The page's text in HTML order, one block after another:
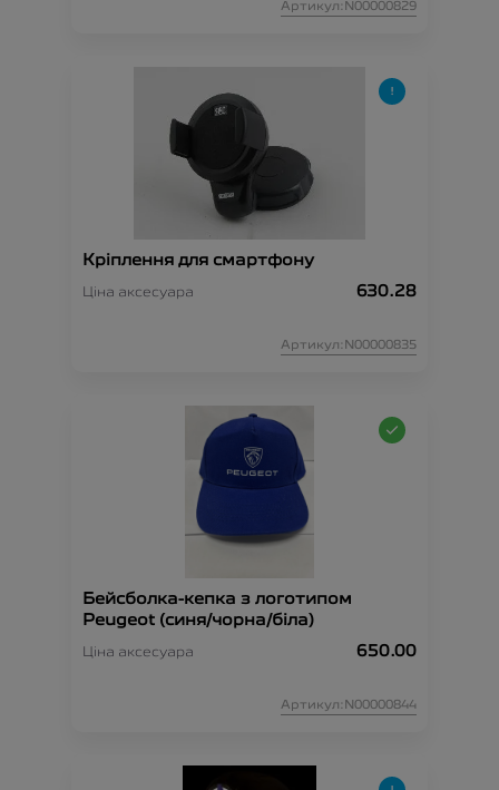
Артикул:N00000829
Кріплення для смартфону
Ціна аксесуара 630.28
Артикул:N00000835
Бейсболка-кепка з логотипом
Peugeot (синя/чорна/біла)
Ціна аксесуара 650.00
Артикул:N00000844